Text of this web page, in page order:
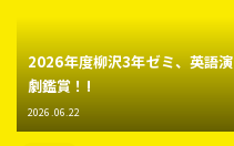
2026年度柳沢3年ゼミ、英語演
劇鑑賞！!
2026.06.22